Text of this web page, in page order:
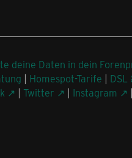
deine Daten in dein
| Homespot-Tarife | DSL
| Twitter | Instagram |